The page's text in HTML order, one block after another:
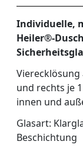
Individuelle,
Heiler®-
Vierecklösung
und rechts je
innen und
Glasart:
Beschichtung